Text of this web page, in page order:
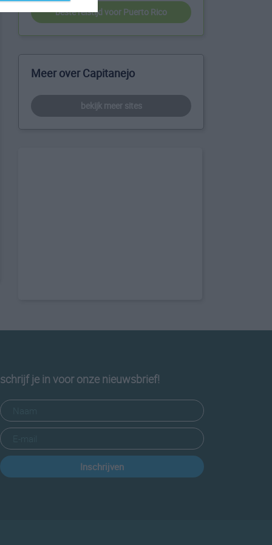
beste reistijd voor Puerto Rico
Meer over Capitanejo
bekijk meer sites
schrijf je in voor onze nieuwsbrief!
Inschrijven